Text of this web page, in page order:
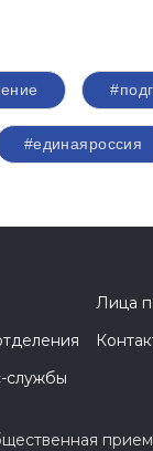
#единаяроссия
Лица
службы